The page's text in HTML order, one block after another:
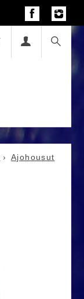
Ajohousut